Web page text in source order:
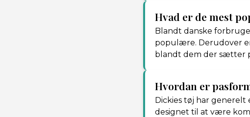
Hvad er de mest
Blandt danske
populære. Derudover
blandt dem der sætter
Hvordan er
Dickies tøj har generelt
designet til at være